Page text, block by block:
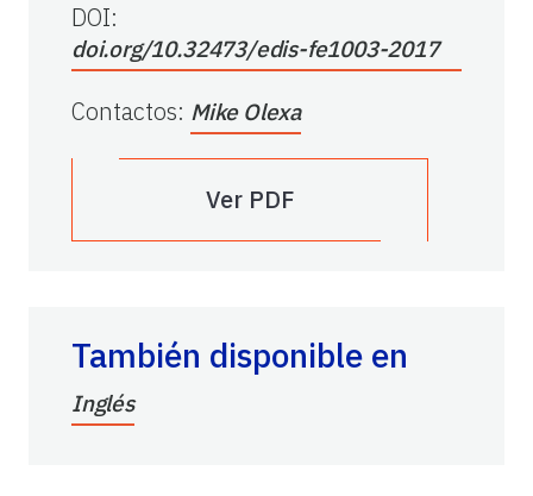
DOI:
doi.org/10.32473/edis-fe1003-2017
Contactos: Mike Olexa
Ver PDF
También disponible en
Inglés